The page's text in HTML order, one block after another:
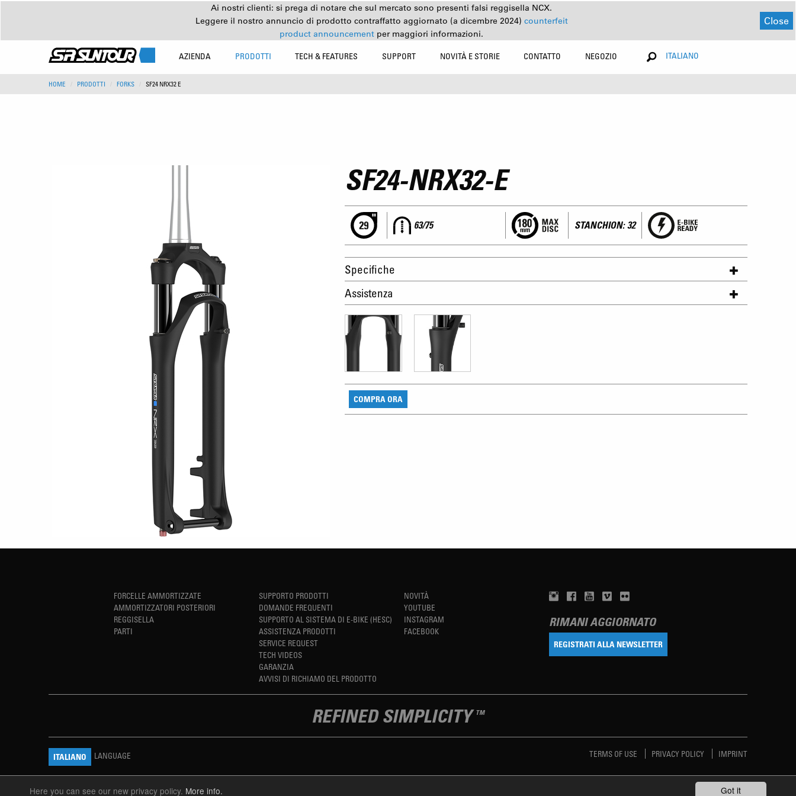
Got it
Here you can see our new privacy policy. More info.
Ai nostri clienti: si prega di notare che sul mercato sono presenti falsi reggisella NCX.
Leggere il nostro annuncio di prodotto contraffatto aggiornato (a dicembre 2024) counterfeit
product announcement per maggiori informazioni.
Close
AZIENDA PRODOTTI TECH & FEATURES SUPPORT NOVITÀ E STORIE CONTATTO NEGOZIO ITALIANO
HOME PRODOTTI FORKS SF24 NRX32 E
SF24-NRX32-E
63/75 STANCHION: 32
Specifiche
Assistenza
COMPRA ORA
FORCELLE AMMORTIZZATE
AMMORTIZZATORI POSTERIORI
REGGISELLA
PARTI
SUPPORTO PRODOTTI
DOMANDE FREQUENTI
SUPPORTO AL SISTEMA DI E-BIKE (HESC)
ASSISTENZA PRODOTTI
SERVICE REQUEST
TECH VIDEOS
GARANZIA
AVVISI DI RICHIAMO DEL PRODOTTO
NOVITÀ
YOUTUBE
INSTAGRAM
FACEBOOK
RIMANI AGGIORNATO
REGISTRATI ALLA NEWSLETTER
REFINED SIMPLICITY TM
ITALIANO LANGUAGE TERMS OF USE PRIVACY POLICY IMPRINT